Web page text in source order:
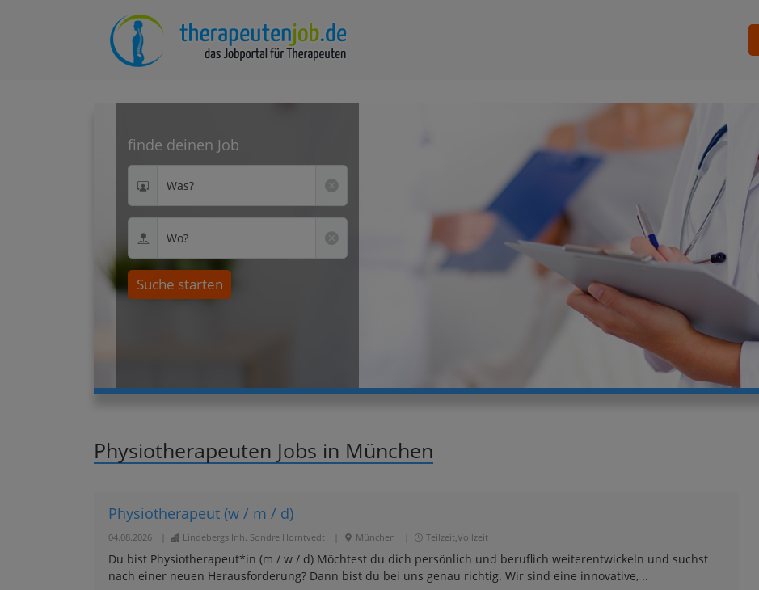
finde deinen Job
Was?
Wo?
Suche starten
Physiotherapeuten Jobs in München
Physiotherapeut (w / m / d)
04.08.2026 Lindebergs Inh. Sondre Horntvedt München Teilzeit,Vollzeit
Du bist Physiotherapeut*in (m / w / d) Möchtest du dich persönlich und beruflich weiterentwickeln und suchst
nach einer neuen Herausforderung? Dann bist du bei uns genau richtig. Wir sind eine innovative, ..